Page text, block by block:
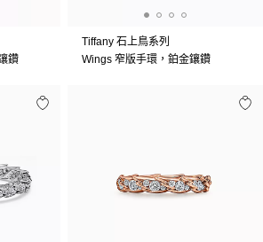
鑽
Tiffany 石上鳥系列
Wings 窄版手環，鉑金鑲鑽